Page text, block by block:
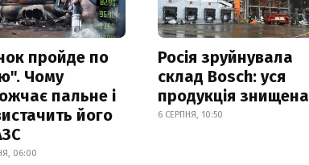
пройде по
Чому
пальне і
його
06:00
Росія зруйнувала
склад Bosch: уся
продукція знищена
6 СЕРПНЯ, 10:50